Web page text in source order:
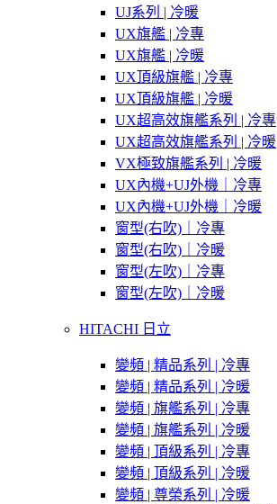
UJ系列 | 冷暖
UX旗艦 | 冷專
UX旗艦 | 冷暖
UX頂級旗艦 | 冷專
UX頂級旗艦 | 冷暖
UX超高效旗艦系列 | 冷專
UX超高效旗艦系列 | 冷暖
VX極致旗艦系列 | 冷暖
UX內機+UJ外機｜冷專
UX內機+UJ外機｜冷暖
窗型(右吹)｜冷專
窗型(右吹)｜冷暖
窗型(左吹)｜冷專
窗型(左吹)｜冷暖
HITACHI 日立
變頻 | 精品系列 | 冷專
變頻 | 精品系列 | 冷暖
變頻 | 旗艦系列 | 冷專
變頻 | 旗艦系列 | 冷暖
變頻 | 頂級系列 | 冷專
變頻 | 頂級系列 | 冷暖
變頻 | 尊榮系列 | 冷暖